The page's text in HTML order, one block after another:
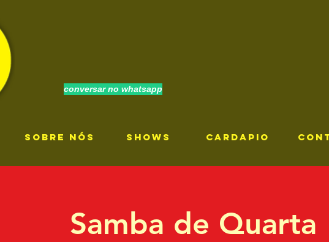
conversar no whatsapp
SOBRE NÓS SHOWS CARDAPIO
Samba de Quarta